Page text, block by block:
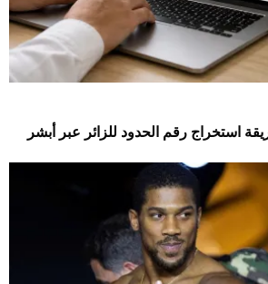
استخراج رقم الحدود للزائر عبر أبشر